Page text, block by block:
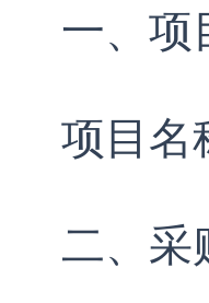
一、项
项目名
二、采